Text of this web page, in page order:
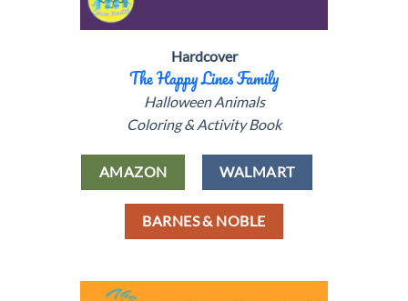
Hardcover
The Happy Lines Family
Halloween Animals
Coloring & Activity Book
AMAZON WALMART
BARNES & NOBLE